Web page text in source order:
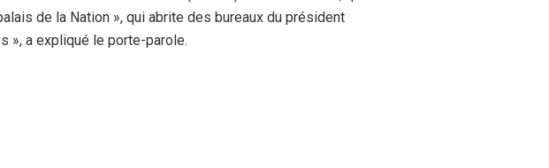
de la Nation », qui abrite des bureaux du président
», a expliqué le porte-parole.